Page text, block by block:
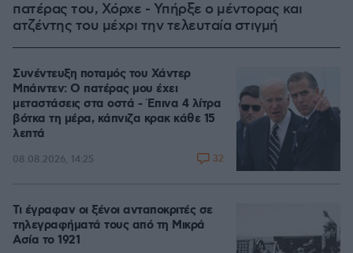
πατέρας του, Χόρχε - Υπήρξε ο μέντορας και
ατζέντης του μέχρι την τελευταία στιγμή
Συνέντευξη ποταμός του Χάντερ
Μπάιντεν: Ο πατέρας μου έχει
μεταστάσεις στα οστά - Έπινα 4 λίτρα
βότκα τη μέρα, κάπνιζα κρακ κάθε 15
λεπτά
08.08.2026, 14:25 32
Τι έγραφαν οι ξένοι ανταποκριτές σε
τηλεγραφήματά τους από τη Μικρά
Ασία το 1921